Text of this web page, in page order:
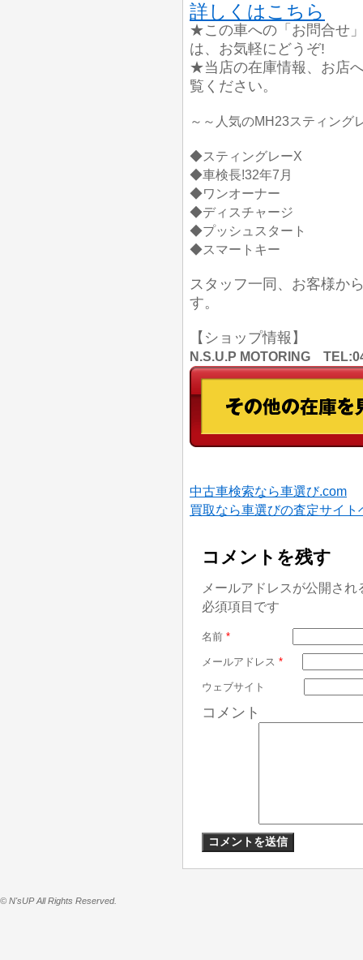
詳しくはこちら
★この車への「お問合せ
は、お気軽にどうぞ!
★当店の在庫情報、お店
覧ください。
～～人気のMH23スティング
◆スティングレーX
◆車検長!32年7月
◆ワンオーナー
◆ディスチャージ
◆プッシュスタート
◆スマートキー
スタッフ一同、お客様か
す。
【ショップ情報】
N.S.U.P MOTORING
中古車検索なら車選び.com
買取なら車選びの査定サイト
コメントを残す
メールアドレスが公開さ
必須項目です
名前 *
メールアドレス *
ウェブサイト
コメント
© N'sUP All Rights Reserved.